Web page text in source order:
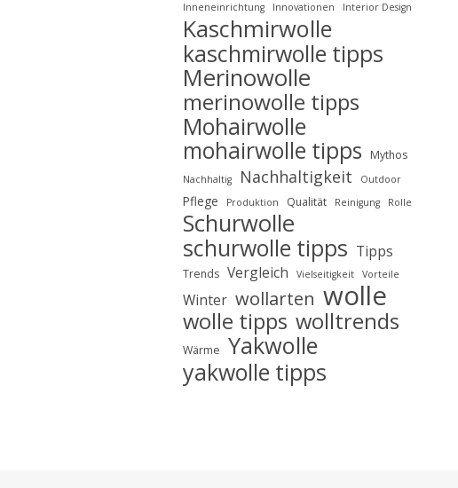
Inneneinrichtung Innovationen Interior Design
Kaschmirwolle
kaschmirwolle tipps
Merinowolle
merinowolle tipps
Mohairwolle
mohairwolle tipps Mythos
Nachhaltig Nachhaltigkeit Outdoor
Pflege Produktion Qualität Reinigung Rolle
Schurwolle
schurwolle tipps Tipps
Trends Vergleich Vielseitigkeit Vorteile
Winter wollarten wolle
wolle tipps wolltrends
Wärme Yakwolle
yakwolle tipps